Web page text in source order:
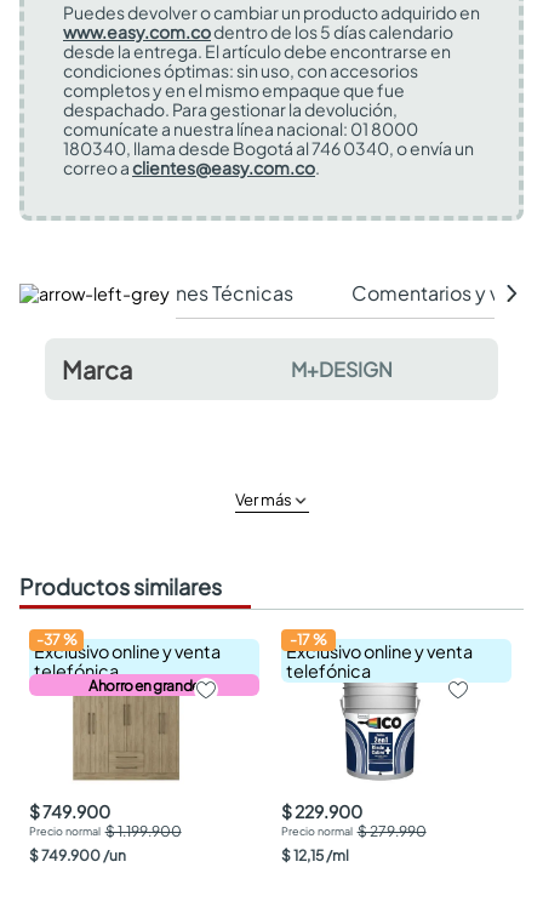
Puedes devolver o cambiar un producto adquirido en
www.easy.com.codentro de los 5 días calendario
desde la entrega. El artículo debe encontrarse en
condiciones óptimas: sin uso, con accesorios
completos y en el mismo empaque que fue
despachado. Para gestionar la devolución,
comunícate a nuestra línea nacional: 01 8000
180340, llama desde Bogotá al 746 0340, o envía un
correo aclientes@easy.com.co.
Especificaciones Técnicas Comentarios y
Marca M+DESIGN
Ver más
Productos similares
Exclusivo online y venta
telefónica
Ahorro en grande
-37%
$ 749.900
$ 1.199.900
$749.900/un
Exclusivo online y venta
telefónica
-17%
$ 229.900
$ 279.990
$12,15/ml